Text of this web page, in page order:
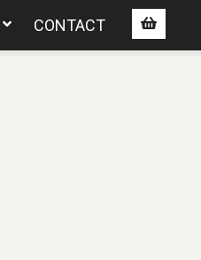
CONTACT